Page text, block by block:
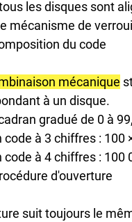
les disques sont
mécanisme de
du code
mécanique
à un disque.
gradué de 0 à
code à 3 chiffres : 100
code à 4 chiffres :
d'ouverture
suit toujours le